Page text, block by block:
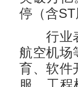
停（含ST
行业表
航空机场
育、软件